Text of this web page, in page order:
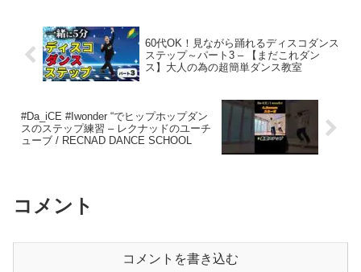
60代OK！見ながら踊れるディスコダンス
ステップ～パート3 – 【まだこれダン
ス】大人の為の超簡単ダンス教室
#Da_iCE #Iwonder “でヒップホップダン
スのステップ練習 – レクナッドのユーチ
ューブ / RECNAD DANCE SCHOOL
コメント
コメントを書き込む